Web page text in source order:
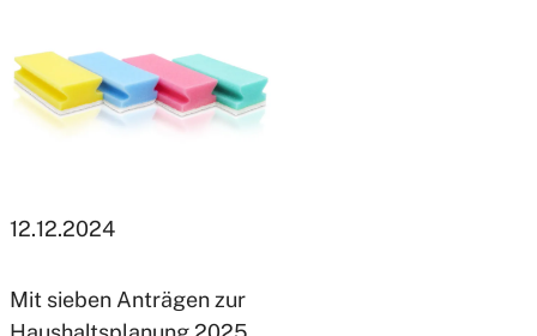
12.12.2024
Mit sieben Anträgen zur